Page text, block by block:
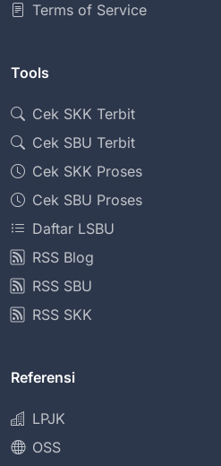
Terms of Service
Tools
Cek SKK Terbit
Cek SBU Terbit
Cek SKK Proses
Cek SBU Proses
Daftar LSBU
RSS Blog
RSS SBU
RSS SKK
Referensi
LPJK
OSS